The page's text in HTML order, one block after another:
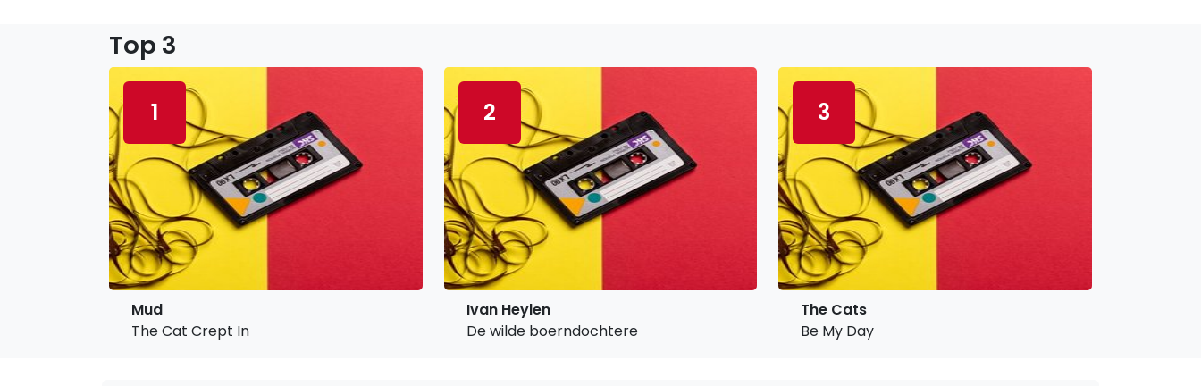
Top 3
1
Mud
The Cat Crept In
2
Ivan Heylen
De wilde boerndochtere
3
The Cats
Be My Day